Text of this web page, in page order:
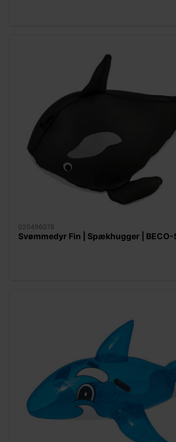
020496078
Svømmedyr Fin | Spækhugger | BECO-